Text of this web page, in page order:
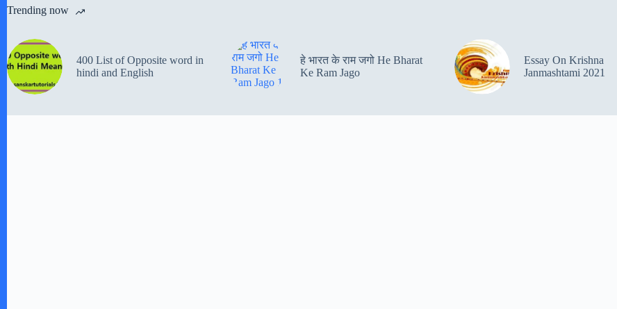
Trending now
400 List of Opposite word in
hindi and English
हे भारत के राम जगो He Bharat
Ke Ram Jago
Essay On Krishna
Janmashtami 2021